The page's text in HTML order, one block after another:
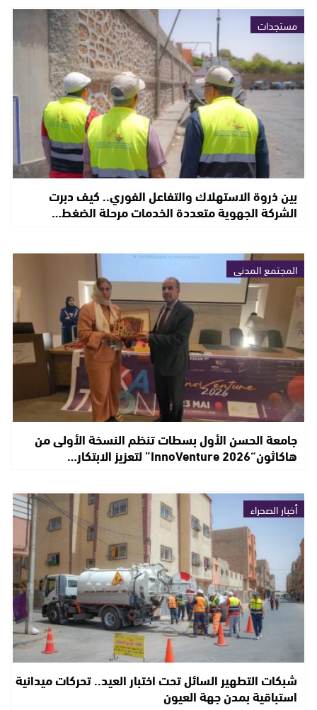
مستجدات
بين ذروة الاستهلاك والتفاعل الفوري.. كيف دبرت
الشركة الجهوية متعددة الخدمات مرحلة الضغط…
المجتمع المدني
جامعة الحسن الأول بسطات تنظم النسخة الأولى من
هاكاثون“InnoVenture 2026” لتعزيز الابتكار…
أخبار الصحراء
شبكات التطهير السائل تحت اختبار العيد.. تحركات ميدانية
استباقية بمدن جهة العيون